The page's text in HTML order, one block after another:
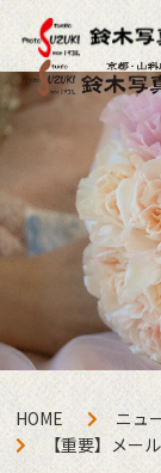
HOME
ニュ
【重要】メー